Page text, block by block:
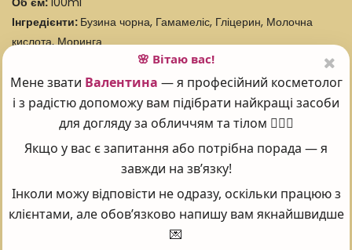
Інгредієнти: Бузина чорна, Гамамеліс, Гліцерин, Молочна
кислота, Моринга
Без SLS/SLES, Без Sodium Lauryl Sulfate,
Без парабенів, Без силікону, Без спирту, Водна
Час застосування:Універсальний
Для жінок
Тип шкіри:
Німеччина
Зроблено в:Німеччина
🌸 Вітаю вас!
Мене звати Валентина — я професійний косметолог
і з радістю допоможу вам підібрати найкращі засоби
для догляду за обличчям та тілом 💆‍♀️✨
Якщо у вас є запитання або потрібна порада — я
завжди на зв’язку!
Інколи можу відповісти не одразу, оскільки працюю з
клієнтами, але обов’язково напишу вам якнайшвидше
💌